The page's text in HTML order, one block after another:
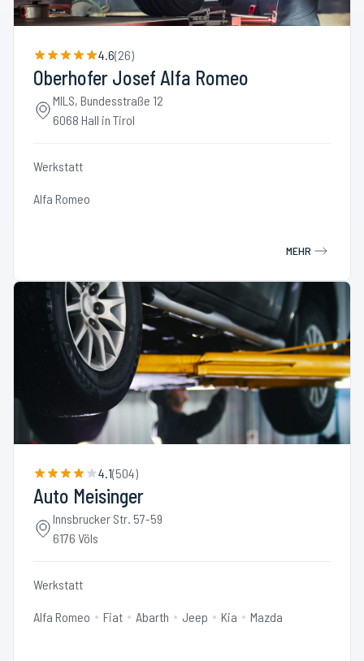
4.6(26)
Oberhofer Josef Alfa Romeo
MILS, Bundesstraße 12
6068 Hall in Tirol
Werkstatt
Alfa Romeo
MEHR
4.1(504)
Auto Meisinger
Innsbrucker Str. 57-59
6176 Völs
Werkstatt
Alfa Romeo Fiat Abarth Jeep Kia Mazda